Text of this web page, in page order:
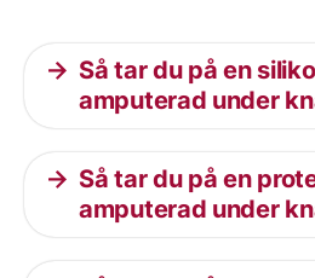
Så tar du på en
amputerad under
Så tar du på en
amputerad under